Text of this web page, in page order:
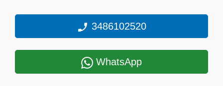
3486102520
WhatsApp